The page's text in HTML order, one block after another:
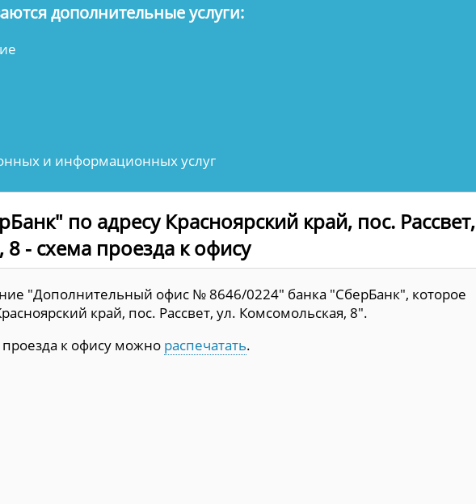
дополнительные услуги:
и информационных услуг
по адресу Красноярский край, пос. Рассвет,
- схема проезда к офису
"Дополнительный офис № 8646/0224" банка "СберБанк", которое
край, пос. Рассвет, ул. Комсомольская, 8".
к офису можно распечатать.